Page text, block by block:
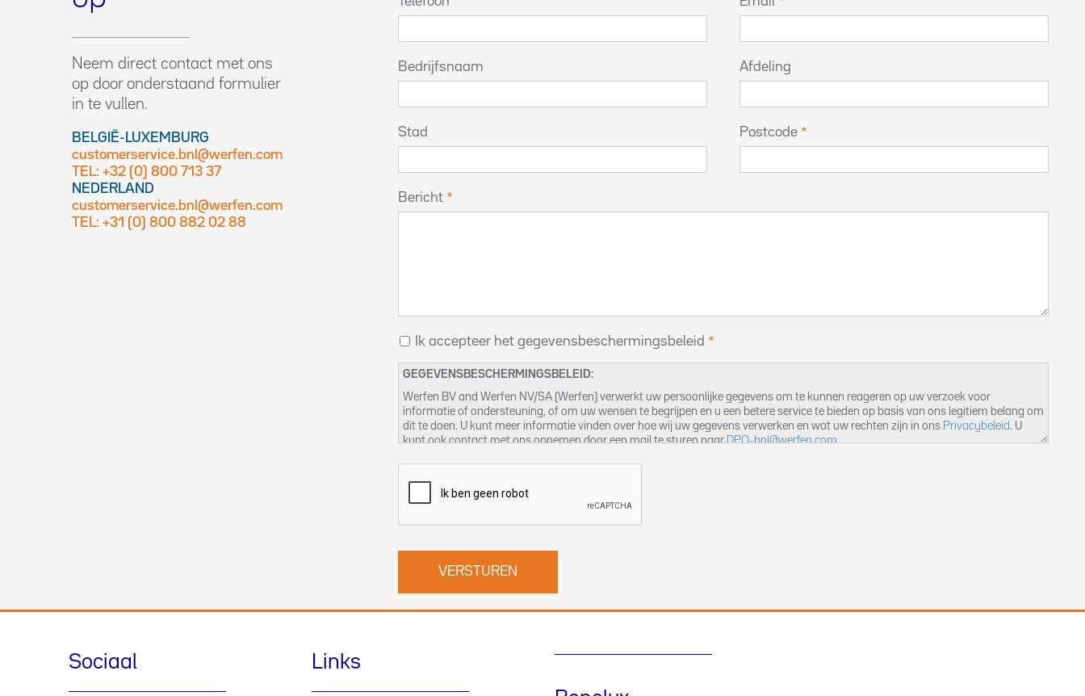
Neem direct contact met ons
op door onderstaand formulier
in te vullen.
BELGIË-LUXEMBURG
customerservice.bnl@werfen.com
TEL: +32 (0) 800 713 37
NEDERLAND
customerservice.bnl@werfen.com
TEL: +31 (0) 800 882 02 88
Bedrijfsnaam Afdeling
Stad Postcode
Bericht
Ik accepteer het gegevensbeschermingsbeleid
GEGEVENSBESCHERMINGSBELEID:
Werfen BV and Werfen NV/SA (Werfen) verwerkt uw persoonlijke gegevens om te kunnen reageren op uw verzoek voor
informatie of ondersteuning, of om uw wensen te begrijpen en u een betere service te bieden op basis van ons legitiem belang om
dit te doen. U kunt meer informatie vinden over hoe wij uw gegevens verwerken en wat uw rechten zijn in ons Privacybeleid . U
kunt ook contact met ons opnemen door een mail te sturen naarDPO-bnl@werfen.com.
Sociaal
Links